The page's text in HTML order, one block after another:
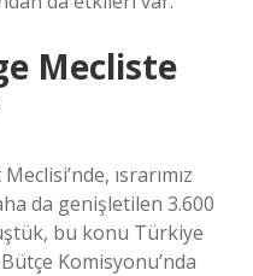
Mecliste
ısrarımız
da genişletilen 3.600
bu konu Türkiye
Komisyonu’nda